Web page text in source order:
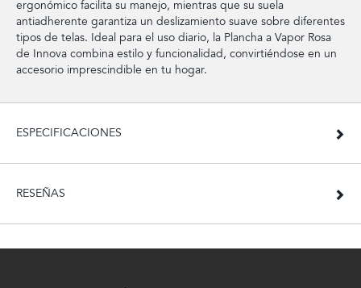
ergonómico facilita su manejo, mientras que su suela
antiadherente garantiza un deslizamiento suave sobre diferentes
tipos de telas. Ideal para el uso diario, la Plancha a Vapor Rosa
de Innova combina estilo y funcionalidad, convirtiéndose en un
accesorio imprescindible en tu hogar.
ESPECIFICACIONES
RESEÑAS